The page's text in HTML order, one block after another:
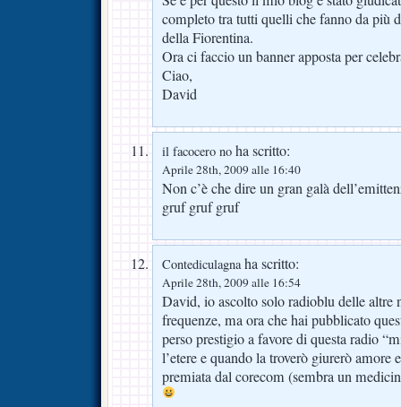
completo tra tutti quelli che fanno da più
della Fiorentina.
Ora ci faccio un banner apposta per
Ciao,
David
il facocero no ha scritto:
Aprile 28th, 2009 alle 16:40
Non c’è che dire un gran galà
gruf gruf gruf
Contediculagnaha scritto:
Aprile 28th, 2009 alle 16:54
David, io ascolto solo radioblu delle altre
frequenze, ma ora che hai pubblicato
perso prestigio a favore di questa radio
l’etere e quando la troverò giurerò amore
premiata dal corecom (sembra un